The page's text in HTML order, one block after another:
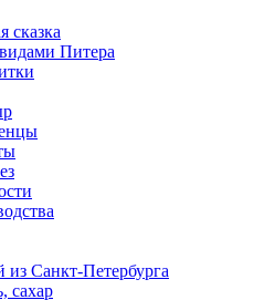
сказка
Питера
из Санкт-Петербурга
сахар